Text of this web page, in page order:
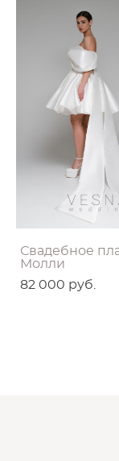
Свадебное
Молли
82 000 pуб.